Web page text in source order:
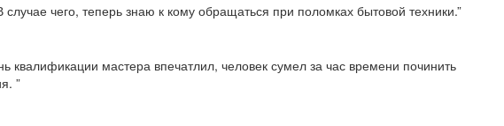
чего, теперь знаю к кому обращаться при поломках бытовой техники.”
квалификации мастера впечатлил, человек сумел за час времени починить
”